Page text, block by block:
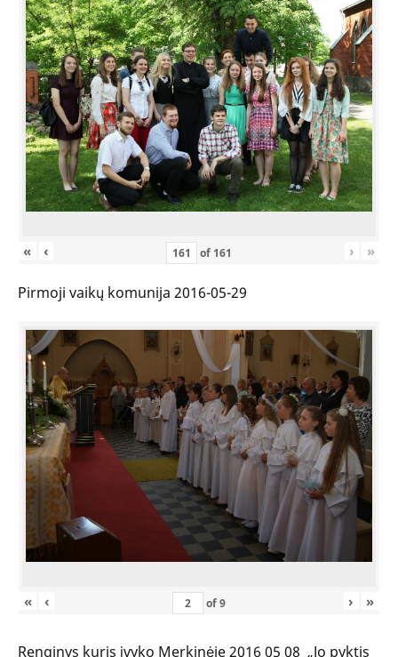
« ‹ of 161 › »
Pirmoji vaikų komunija 2016-05-29
« ‹ of9 › »
Renginys kuris įvyko Merkinėje 2016 05 08 „Jo pyktis